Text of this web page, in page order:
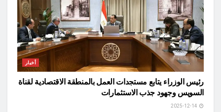
أخبار
رئيس الوزراء يتابع مستجدات العمل بالمنطقة الاقتصادية لقناة
السويس وجهود جذب الاستثمارات